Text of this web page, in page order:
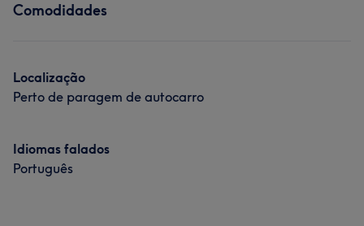
Comodidades
Localização
Perto de paragem de autocarro
Idiomas falados
Português